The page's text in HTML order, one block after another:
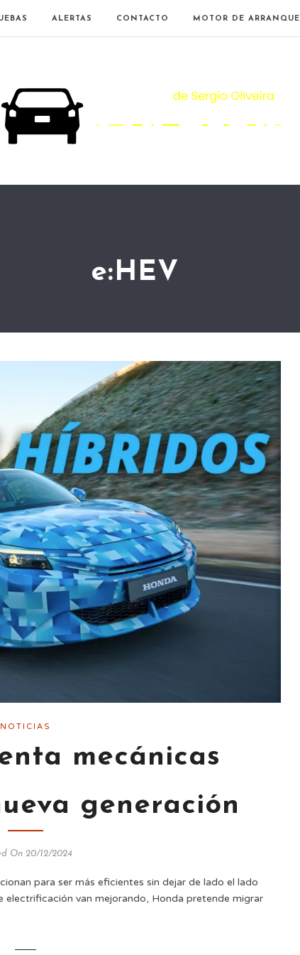
ALERTAS CONTACTO MOTOR DE ARRANQUE
e:HEV
NOTICIAS
mecánicas
generación
On 20/12/2024
para ser más eficientes sin dejar de lado el lado
van mejorando, Honda pretende migrar